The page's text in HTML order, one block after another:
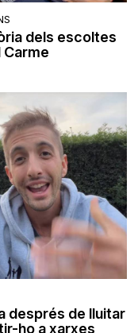
dels escoltes
Carme
després de lluitar
ho a xarxes